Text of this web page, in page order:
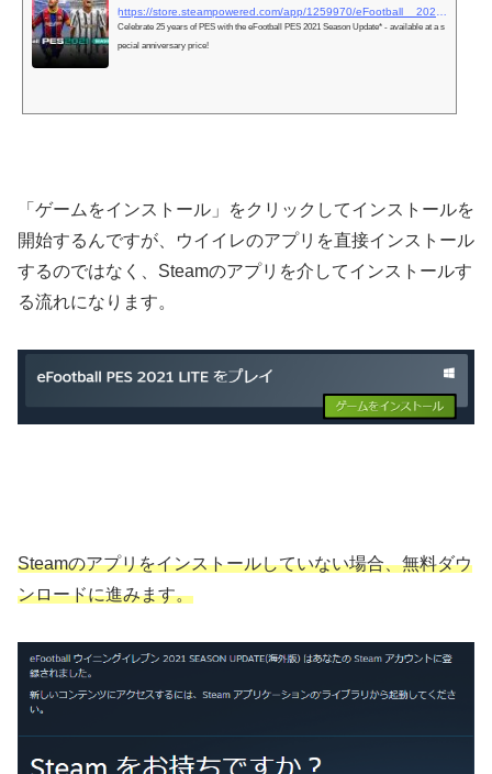
Celebrate 25 years of PES with the eFootball PES 2021 Season Update* - available at a s
pecial anniversary price!
「ゲームをインストール」をクリックしてインストールを
開始するんですが、ウイイレのアプリを直接インストール
するのではなく、Steamのアプリを介してインストールす
る流れになります。
Steamのアプリをインストールしていない場合、無料ダウ
ンロードに進みます。